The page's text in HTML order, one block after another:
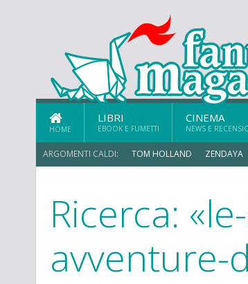
HOME
LIBRI
EBOOK E FUMETTI
CINEMA
NEWS E
ARGOMENTI CALDI: TOM HOLLAND ZENDAYA
MICHAEL MANDO
Ricerca:
avventure-